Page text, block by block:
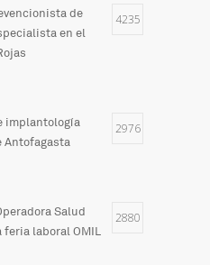
de
en el
4235
implantología
Antofagasta
2976
Salud
feria laboral OMIL
2880